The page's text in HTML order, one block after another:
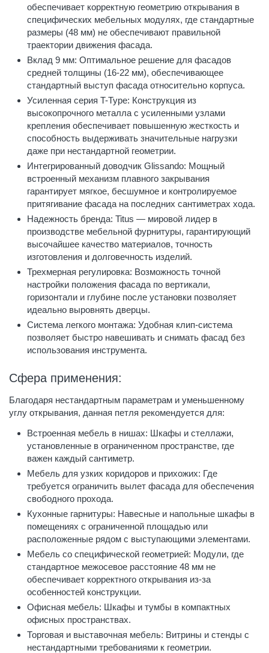
обеспечивает корректную геометрию открывания в
специфических мебельных модулях, где стандартные
размеры (48 мм) не обеспечивают правильной
траектории движения фасада.
Вклад 9 мм: Оптимальное решение для фасадов
средней толщины (16-22 мм), обеспечивающее
стандартный выступ фасада относительно корпуса.
Усиленная серия T-Type: Конструкция из
высокопрочного металла с усиленными узлами
крепления обеспечивает повышенную жесткость и
способность выдерживать значительные нагрузки
даже при нестандартной геометрии.
Интегрированный доводчик Glissando: Мощный
встроенный механизм плавного закрывания
гарантирует мягкое, бесшумное и контролируемое
притягивание фасада на последних сантиметрах хода.
Надежность бренда: Titus — мировой лидер в
производстве мебельной фурнитуры, гарантирующий
высочайшее качество материалов, точность
изготовления и долговечность изделий.
Трехмерная регулировка: Возможность точной
настройки положения фасада по вертикали,
горизонтали и глубине после установки позволяет
идеально выровнять дверцы.
Система легкого монтажа: Удобная клип-система
позволяет быстро навешивать и снимать фасад без
использования инструмента.
Сфера применения:
Благодаря нестандартным параметрам и уменьшенному
углу открывания, данная петля рекомендуется для:
Встроенная мебель в нишах: Шкафы и стеллажи,
установленные в ограниченном пространстве, где
важен каждый сантиметр.
Мебель для узких коридоров и прихожих: Где
требуется ограничить вылет фасада для обеспечения
свободного прохода.
Кухонные гарнитуры: Навесные и напольные шкафы в
помещениях с ограниченной площадью или
расположенные рядом с выступающими элементами.
Мебель со специфической геометрией: Модули, где
стандартное межосевое расстояние 48 мм не
обеспечивает корректного открывания из-за
особенностей конструкции.
Офисная мебель: Шкафы и тумбы в компактных
офисных пространствах.
Торговая и выставочная мебель: Витрины и стенды с
нестандартными требованиями к геометрии.